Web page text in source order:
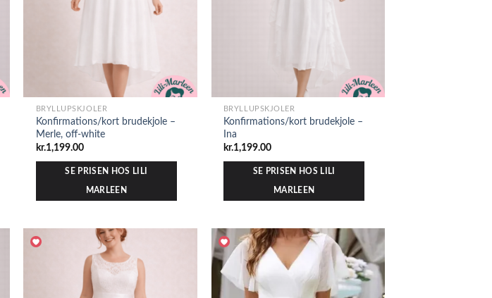
BRYLLUPSKJOLER
Konfirmations/kort brudekjole –
Merle, off-white
kr.1,199.00
SE PRISEN HOS LILI
MARLEEN
BRYLLUPSKJOLER
Konfirmations/kort brudekjole –
Ina
kr.1,199.00
SE PRISEN HOS LILI
MARLEEN